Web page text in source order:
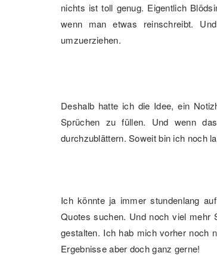
nichts ist toll genug. Eigentlich
wenn man etwas reinschreibt.
umzuerziehen.
Deshalb hatte ich die Idee, ein
Sprüchen zu füllen. Und wenn
durchzublättern. Soweit bin ich noch
Ich könnte ja immer stundenlang
Quotes suchen. Und noch viel
gestalten. Ich hab mich vorher noch
Ergebnisse aber doch ganz gerne!